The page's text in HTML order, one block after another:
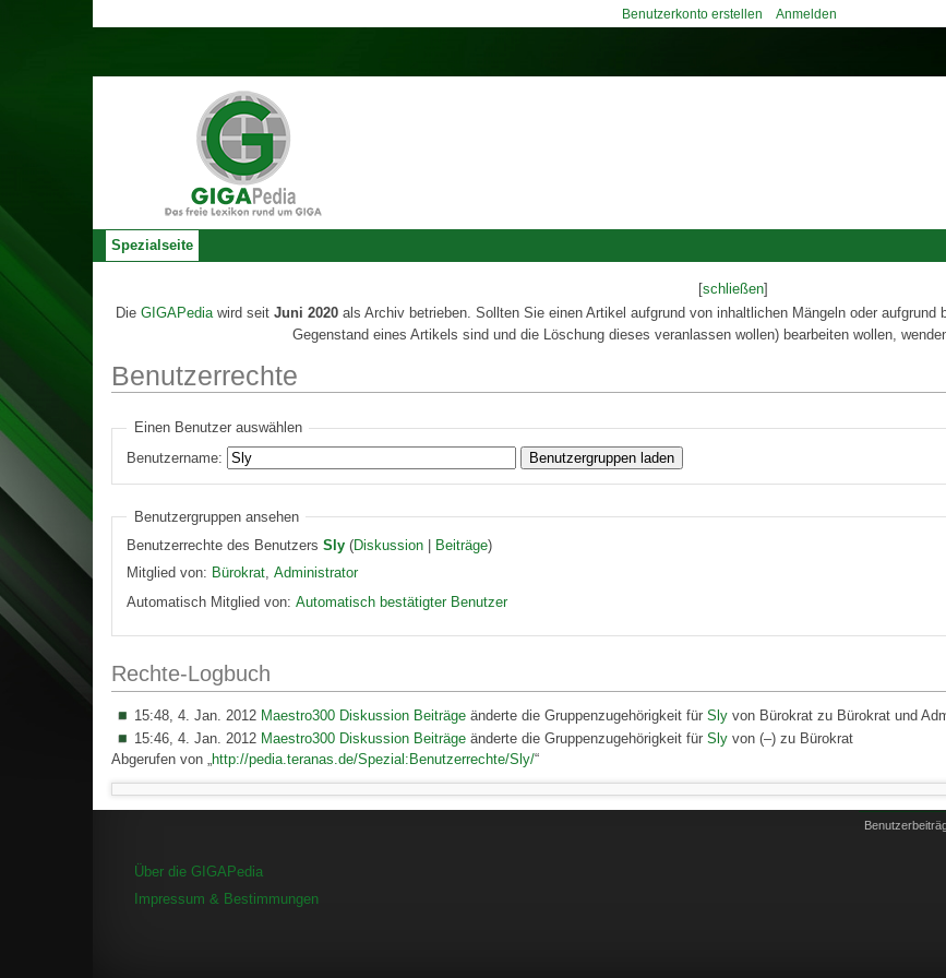
[schließen]
Die GIGAPediawird seit Juni 2020 als Archiv betrieben. Sollten Sie einen Artikel aufgrund von inhaltlichen Mängeln oder
Gegenstand eines Artikels sind und die Löschung dieses veranlassen wollen) bearbeiten wollen,
Benutzerrechte
Einen Benutzer auswählen
Benutzername:
Benutzergruppen ansehen
Benutzerrechte des BenutzersSly (Diskussion Beiträge)
Mitglied von: Bürokrat,Administrator
Automatisch Mitglied von:Automatisch bestätigter Benutzer
Rechte-Logbuch
15:48, 4. Jan. 2012 Maestro300 Diskussion Beiträge änderte die Gruppenzugehörigkeit fürSly von Bürokrat zu Bürokrat und
15:46, 4. Jan. 2012 Maestro300 Diskussion Beiträge änderte die Gruppenzugehörigkeit fürSly von (–) zu Bürokrat
Abgerufen von „http://pedia.teranas.de/Spezial:Benutzerrechte/Sly/“
Spezialseite
Benutzerkonto erstellen Anmelden
Über die GIGAPedia
Impressum & Bestimmungen